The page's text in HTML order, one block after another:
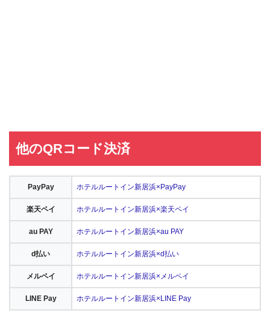
他のQRコード決済
PayPay ホテルルートイン新居浜×PayPay
楽天ペイ ホテルルートイン新居浜×楽天ペイ
au PAY ホテルルートイン新居浜×au PAY
d払い ホテルルートイン新居浜×d払い
メルペイ ホテルルートイン新居浜×メルペイ
LINE Pay ホテルルートイン新居浜×LINE Pay